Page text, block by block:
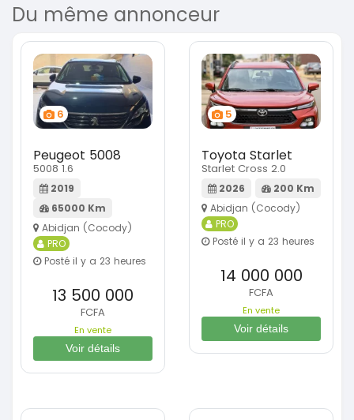
Du même annonceur
6
Peugeot 5008
5008 1.6
2019
65000 Km
Abidjan (Cocody)
PRO
Posté il y a 23 heures
13 500 000
FCFA
En vente
Voir détails
5
Toyota Starlet
Starlet Cross 2.0
2026
200 Km
Abidjan (Cocody)
PRO
Posté il y a 23 heures
14 000 000
FCFA
En vente
Voir détails